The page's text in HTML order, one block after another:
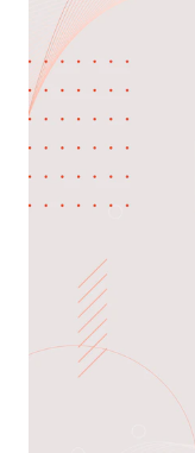
Biz TREND+
即戦力人材採用のリア
実践から学ぶ、人事
FOCUS!成長のヒント
フリーランス成功のリ
リアルテックビズ
OTHERS